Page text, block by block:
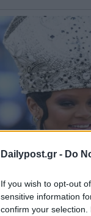
Dailypost.gr - Do
If you wish to opt-out
sensitive information
confirm your